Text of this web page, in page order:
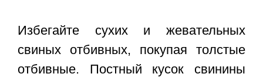
Избегайте сухих и жевательных
свиных отбивных, покупая толстые
отбивные. Постный кусок свинины